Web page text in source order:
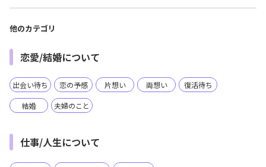
他のカテゴリ
恋愛/結婚について
出会い待ち 恋の予感 片想い 両想い 復活待ち
結婚 夫婦のこと
仕事/人生について